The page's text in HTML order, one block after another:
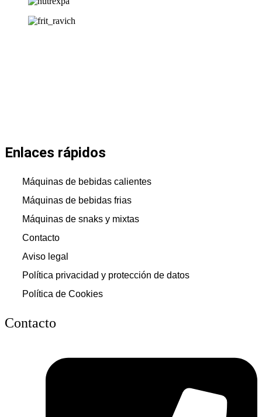
Enlaces rápidos
Máquinas de bebidas calientes
Máquinas de bebidas frias
Máquinas de snaks y mixtas
Contacto
Aviso legal
Política privacidad y protección de datos
Política de Cookies
Contacto